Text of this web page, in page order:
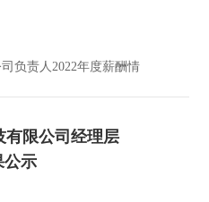
负责人2022年度薪酬情
有限公司经理层
公示